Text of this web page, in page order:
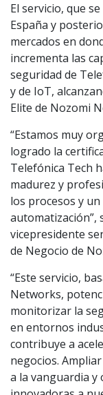
El servicio, que
España y
mercados en
incrementa las
seguridad de
y de IoT,
Elite de Nozomi
“Estamos muy
logrado la
Telefónica Tech
madurez y
los procesos y
automatización”,
vicepresidente
de Negocio de
“Este servicio,
Networks,
monitorizar la
en entornos
contribuye a
negocios.
a la vanguardia y